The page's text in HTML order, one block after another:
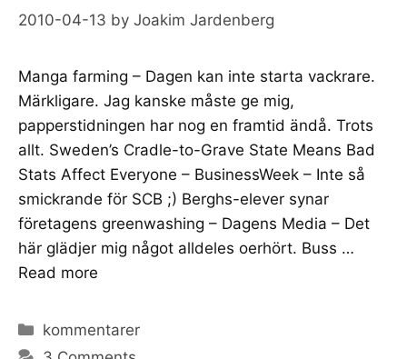
2010-04-13 by Joakim Jardenberg
Manga farming – Dagen kan inte starta vackrare.
Märkligare. Jag kanske måste ge mig,
papperstidningen har nog en framtid ändå. Trots
allt. Sweden’s Cradle-to-Grave State Means Bad
Stats Affect Everyone – BusinessWeek – Inte så
smickrande för SCB ;) Berghs-elever synar
företagens greenwashing – Dagens Media – Det
här glädjer mig något alldeles oerhört. Buss …
Read more
Categories
kommentarer